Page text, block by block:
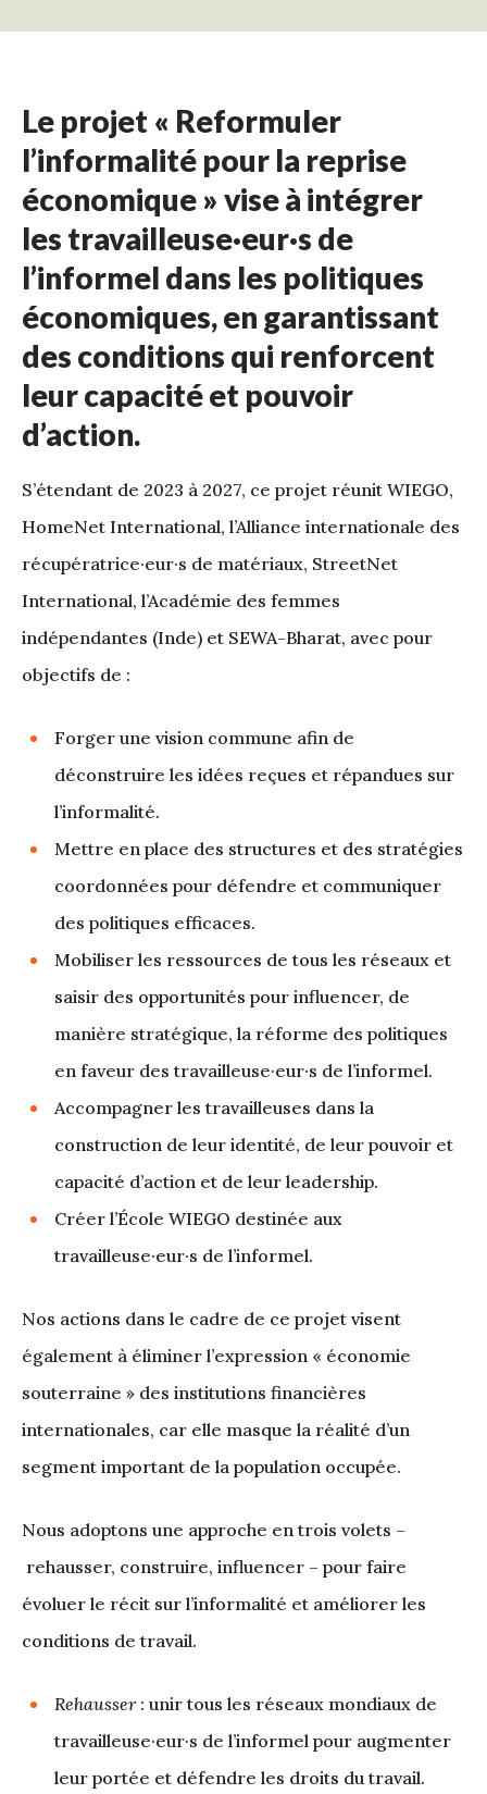
Le projet « Reformuler
l’informalité pour la reprise
économique » vise à intégrer
les travailleuse·eur·s de
l’informel dans les politiques
économiques, en garantissant
des conditions qui renforcent
leur capacité et pouvoir
d’action.
S’étendant de 2023 à 2027, ce projet réunit WIEGO,
HomeNet International, l’Alliance internationale des
récupératrice·eur·s de matériaux, StreetNet
International, l’Académie des femmes
indépendantes (Inde) et SEWA-Bharat, avec pour
objectifs de :
Forger une vision commune afin de
déconstruire les idées reçues et répandues sur
l’informalité.
Mettre en place des structures et des stratégies
coordonnées pour défendre et communiquer
des politiques efficaces.
Mobiliser les ressources de tous les réseaux et
saisir des opportunités pour influencer, de
manière stratégique, la réforme des politiques
en faveur des travailleuse·eur·s de l’informel.
Accompagner les travailleuses dans la
construction de leur identité, de leur pouvoir et
capacité d’action et de leur leadership.
Créer l’École WIEGO destinée aux
travailleuse·eur·s de l’informel.
Nos actions dans le cadre de ce projet visent
également à éliminer l’expression « économie
souterraine » des institutions financières
internationales, car elle masque la réalité d’un
segment important de la population occupée.
Nous adoptons une approche en trois volets –
rehausser, construire, influencer – pour faire
évoluer le récit sur l’informalité et améliorer les
conditions de travail.
Rehausser: unir tous les réseaux mondiaux de
travailleuse·eur·s de l’informel pour augmenter
leur portée et défendre les droits du travail.